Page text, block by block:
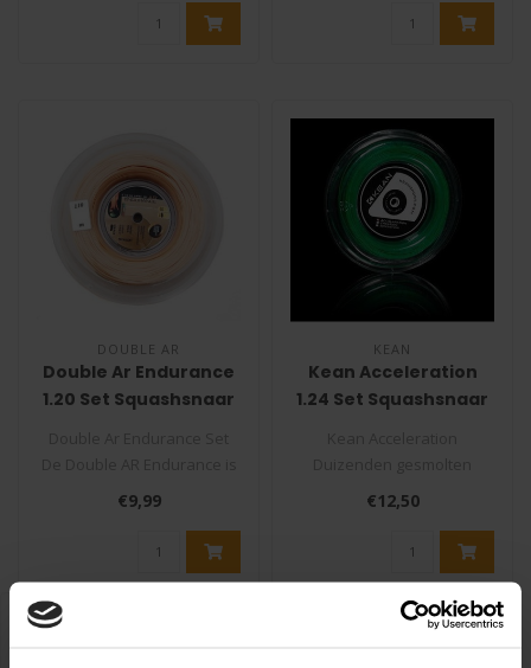
DOUBLE AR
Double Ar Endurance
1.20 Set Squashsnaar
een snaar die gemaakt is
van..
€9,99
KEAN
Kean Acceleration
1.24 Set Squashsnaar
microfilamenten bekleed
met high-tech mat..
€12,50